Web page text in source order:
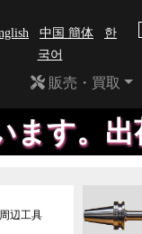
中国 簡体
한
국어
販売・買取
間
周辺工具